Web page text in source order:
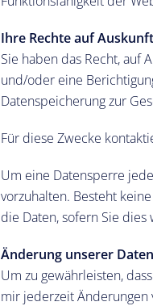
Ihre Rechte auf
Sie haben das Recht, auf
und/oder eine
Datenspeicherung zur
Für diese Zwecke
Um eine Datensperre
vorzuhalten. Besteht
die Daten, sofern Sie dies
Änderung unserer
Um zu gewährleisten,
mir jederzeit Änderungen